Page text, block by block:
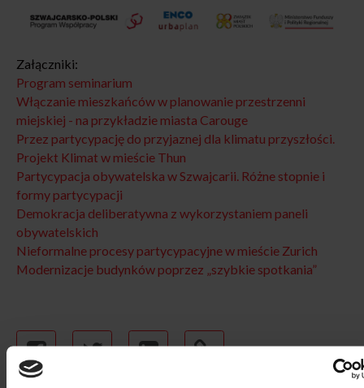
Załączniki:
Program seminarium
Włączanie mieszkańców w planowanie przestrzenni
miejskiej - na przykładzie miasta Carouge
Przez partycypację do przyjaznej dla klimatu przyszłości.
Projekt Klimat w mieście Thun
Partycypacja obywatelska w Szwajcarii. Różne stopnie i
formy partycypacji
Demokracja deliberatywna z wykorzystaniem paneli
obywatelskich
Nieformalne procesy partycypacyjne w mieście Zurich
Modernizacje budynków poprzez „szybkie spotkania”